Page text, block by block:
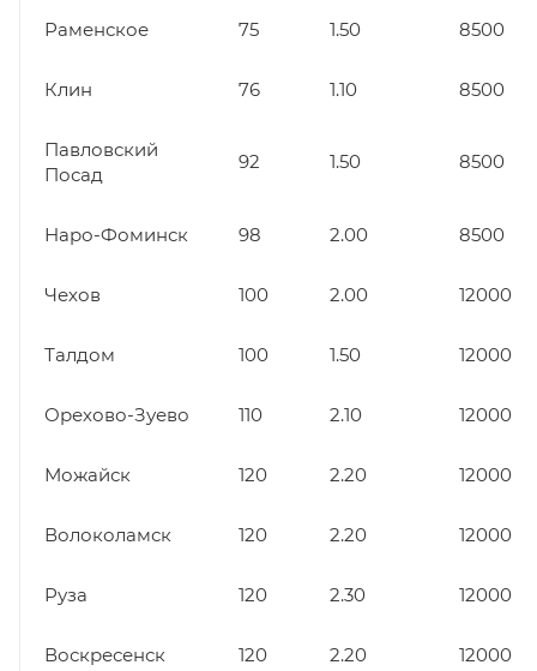
Раменское 75 1.50 8500
Клин 76 1.10 8500
Павловский
Посад
92 1.50 8500
Наро-Фоминск 98 2.00 8500
Чехов 100 2.00 12000
Талдом 100 1.50 12000
Орехово-Зуево 110 2.10 12000
Можайск 120 2.20 12000
Волоколамск 120 2.20 12000
Руза 120 2.30 12000
Воскресенск 120 2.20 12000